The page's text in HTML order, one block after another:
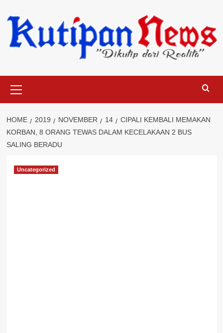
to
content
Menu
HOME 2019 NOVEMBER 14
CIPALI KEMBALI MEMAKAN
KORBAN, 8 ORANG TEWAS DALAM KECELAKAAN 2 BUS
SALING BERADU
Uncategorized